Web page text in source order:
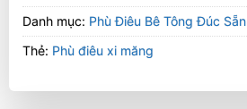
Danh mục: Phù Điêu Bê Tông Đúc Sẵn
Thẻ: Phù điêu xi măng